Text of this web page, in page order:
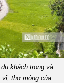
khách trong và
vĩ, thơ mộng của